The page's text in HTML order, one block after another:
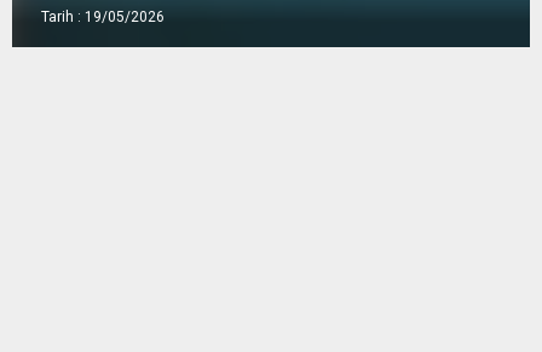
Tarih : 19/05/2026